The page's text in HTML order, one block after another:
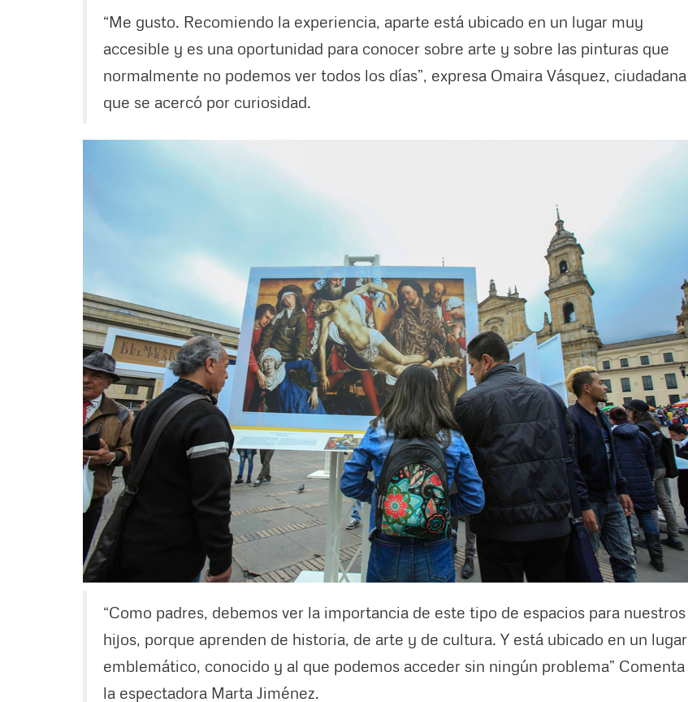
“Me gusto. Recomiendo la experiencia, aparte está ubicado en un lugar muy
accesible y es una oportunidad para conocer sobre arte y sobre las pinturas que
normalmente no podemos ver todos los días”, expresa Omaira Vásquez, ciudadana
que se acercó por curiosidad.
“Como padres, debemos ver la importancia de este tipo de espacios para nuestros
hijos, porque aprenden de historia, de arte y de cultura. Y está ubicado en un lugar
emblemático, conocido y al que podemos acceder sin ningún problema” Comenta
la espectadora Marta Jiménez.